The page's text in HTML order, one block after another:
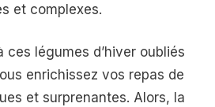
et complexes.
ces légumes d’hiver oubliés
enrichissez vos repas de
et surprenantes. Alors, la